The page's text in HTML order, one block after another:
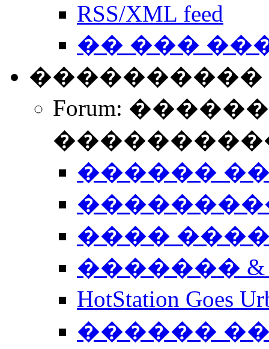
RSS/XML feed
�� ���
����������
Forum:
������
����
�������
HotStation
������